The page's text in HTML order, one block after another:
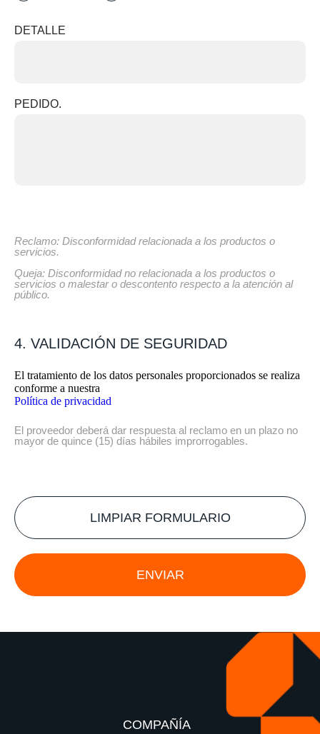
DETALLE
PEDIDO.
Reclamo: Disconformidad relacionada a los productos o
servicios.
Queja: Disconformidad no relacionada a los productos o
servicios o malestar o descontento respecto a la atención al
público.
4. VALIDACIÓN DE SEGURIDAD
El tratamiento de los datos personales proporcionados se realiza
conforme a nuestra
Política de privacidad
El proveedor deberá dar respuesta al reclamo en un plazo no
mayor de quince (15) días hábiles improrrogables.
LIMPIAR FORMULARIO
ENVIAR
COMPAÑÍA